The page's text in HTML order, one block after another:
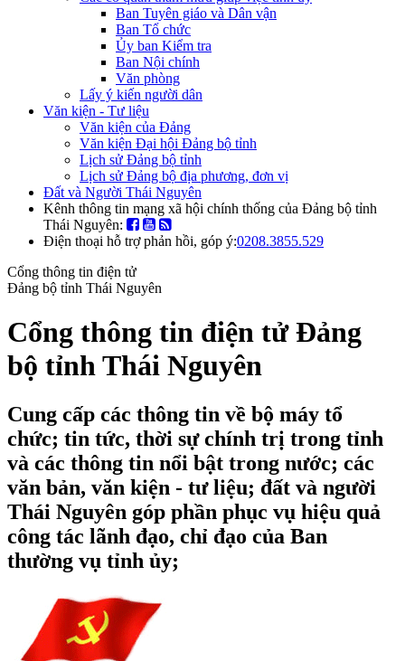
Ban Tuyên giáo và Dân vận
Ban Tổ chức
Ủy ban Kiểm tra
Ban Nội chính
Văn phòng
Lấy ý kiến người dân
Văn kiện - Tư liệu
Văn kiện của Đảng
Văn kiện Đại hội Đảng bộ tỉnh
Lịch sử Đảng bộ tỉnh
Lịch sử Đảng bộ địa phương, đơn vị
Đất và Người Thái Nguyên
Kênh thông tin mạng xã hội chính thống của Đảng bộ tỉnh
Thái Nguyên:
Điện thoại hỗ trợ phản hồi, góp ý:0208.3855.529
Cổng thông tin điện tử
Đảng bộ tỉnh Thái Nguyên
Cổng thông tin điện tử Đảng
bộ tỉnh Thái Nguyên
Cung cấp các thông tin về bộ máy tổ
chức; tin tức, thời sự chính trị trong tỉnh
và các thông tin nổi bật trong nước; các
văn bản, văn kiện - tư liệu; đất và người
Thái Nguyên góp phần phục vụ hiệu quả
công tác lãnh đạo, chỉ đạo của Ban
thường vụ tỉnh ủy;